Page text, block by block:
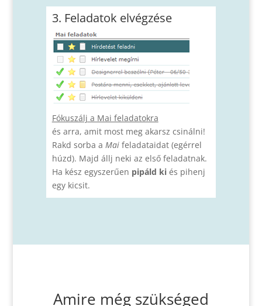
3. Feladatok elvégzése
Fókuszálj a Mai feladatokra
és arra, amit most meg akarsz csinálni!
Rakd sorba a Maifeladataidat (egérrel
húzd). Majd állj neki az első feladatnak.
Ha kész egyszerűen pipáld kiés pihenj
egy kicsit.
Amire még szükséged